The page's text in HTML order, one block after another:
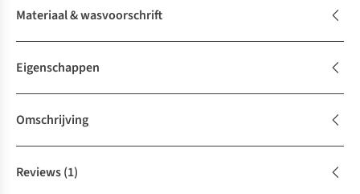
Materiaal & wasvoorschrift
Eigenschappen
Omschrijving
Reviews(1)